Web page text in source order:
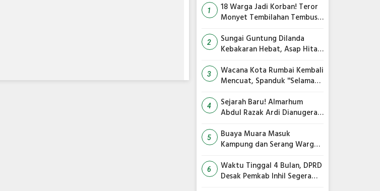
1
18 Warga Jadi Korban! Teror
Monyet Tembilahan Tembus
Soroti
2
Sungai Guntung Dilanda
Kebakaran Hebat, Asap Hitam
3
Wacana Kota Rumbai Kembali
Mencuat, Spanduk ''Selamat
Jembatan Siak IV
4
Sejarah Baru! Almarhum
Abdul Razak Ardi Dianugerahi
Provinsi Riau
5
Buaya Muara Masuk
Kampung dan Serang Warga,
6
Waktu Tinggal 4 Bulan, DPRD
Desak Pemkab Inhil Segera